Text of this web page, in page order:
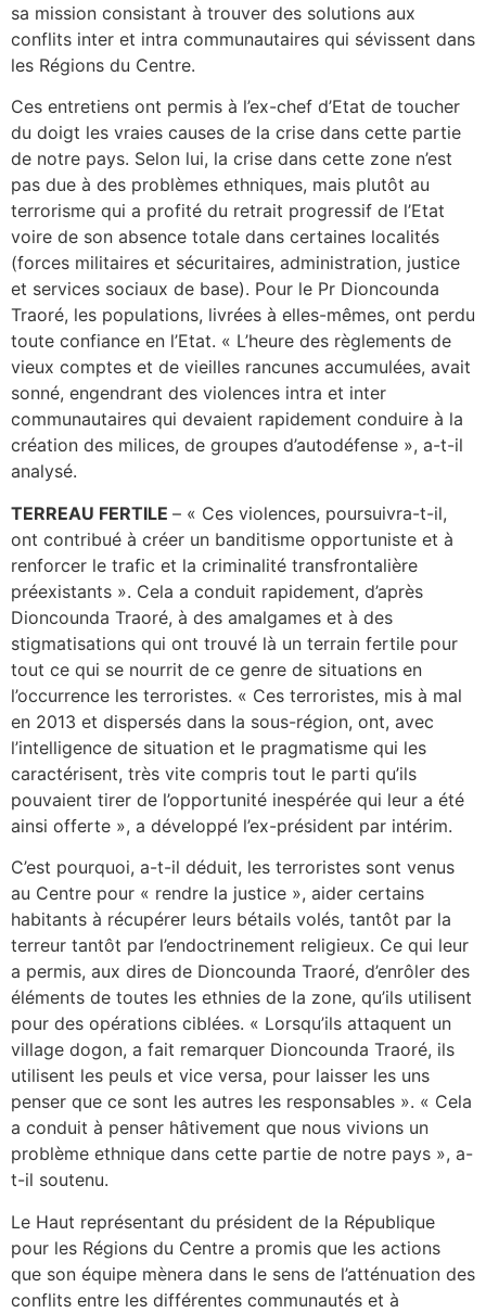
sa mission consistant à trouver des solutions aux
conflits inter et intra communautaires qui sévissent dans
les Régions du Centre.
Ces entretiens ont permis à l’ex-chef d’Etat de toucher
du doigt les vraies causes de la crise dans cette partie
de notre pays. Selon lui, la crise dans cette zone n’est
pas due à des problèmes ethniques, mais plutôt au
terrorisme qui a profité du retrait progressif de l’Etat
voire de son absence totale dans certaines localités
(forces militaires et sécuritaires, administration, justice
et services sociaux de base). Pour le Pr Dioncounda
Traoré, les populations, livrées à elles-mêmes, ont perdu
toute confiance en l’Etat. « L’heure des règlements de
vieux comptes et de vieilles rancunes accumulées, avait
sonné, engendrant des violences intra et inter
communautaires qui devaient rapidement conduire à la
création des milices, de groupes d’autodéfense », a-t-il
analysé.
TERREAU FERTILE – « Ces violences, poursuivra-t-il,
ont contribué à créer un banditisme opportuniste et à
renforcer le trafic et la criminalité transfrontalière
préexistants ». Cela a conduit rapidement, d’après
Dioncounda Traoré, à des amalgames et à des
stigmatisations qui ont trouvé là un terrain fertile pour
tout ce qui se nourrit de ce genre de situations en
l’occurrence les terroristes. « Ces terroristes, mis à mal
en 2013 et dispersés dans la sous-région, ont, avec
l’intelligence de situation et le pragmatisme qui les
caractérisent, très vite compris tout le parti qu’ils
pouvaient tirer de l’opportunité inespérée qui leur a été
ainsi offerte », a développé l’ex-président par intérim.
C’est pourquoi, a-t-il déduit, les terroristes sont venus
au Centre pour « rendre la justice », aider certains
habitants à récupérer leurs bétails volés, tantôt par la
terreur tantôt par l’endoctrinement religieux. Ce qui leur
a permis, aux dires de Dioncounda Traoré, d’enrôler des
éléments de toutes les ethnies de la zone, qu’ils utilisent
pour des opérations ciblées. « Lorsqu’ils attaquent un
village dogon, a fait remarquer Dioncounda Traoré, ils
utilisent les peuls et vice versa, pour laisser les uns
penser que ce sont les autres les responsables ». « Cela
a conduit à penser hâtivement que nous vivions un
problème ethnique dans cette partie de notre pays », a-
t-il soutenu.
Le Haut représentant du président de la République
pour les Régions du Centre a promis que les actions
que son équipe mènera dans le sens de l’atténuation des
conflits entre les différentes communautés et à